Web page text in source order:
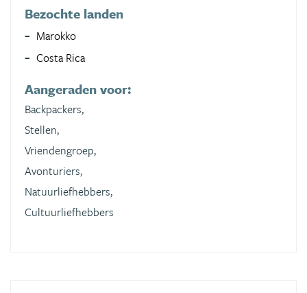
Bezochte landen
Marokko
Costa Rica
Aangeraden voor:
Backpackers,
Stellen,
Vriendengroep,
Avonturiers,
Natuurliefhebbers,
Cultuurliefhebbers